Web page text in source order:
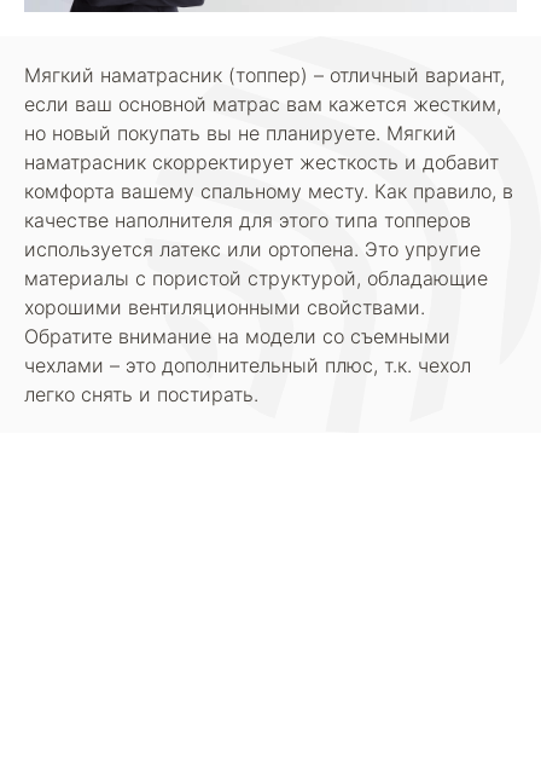
Мягкий наматрасник (топпер) – отличный вариант,
если ваш основной матрас вам кажется жестким,
но новый покупать вы не планируете. Мягкий
наматрасник скорректирует жесткость и добавит
комфорта вашему спальному месту. Как правило, в
качестве наполнителя для этого типа топперов
используется латекс или ортопена. Это упругие
материалы с пористой структурой, обладающие
хорошими вентиляционными свойствами.
Обратите внимание на модели со съемными
чехлами – это дополнительный плюс, т.к. чехол
легко снять и постирать.